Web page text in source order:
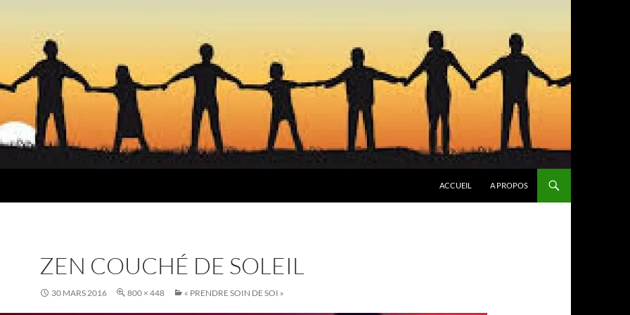
ACCUEIL A PROPOS
ZEN COUCHÉ DE SOLEIL
30 MARS 2016 800 × 448 « PRENDRE SOIN DE SOI »